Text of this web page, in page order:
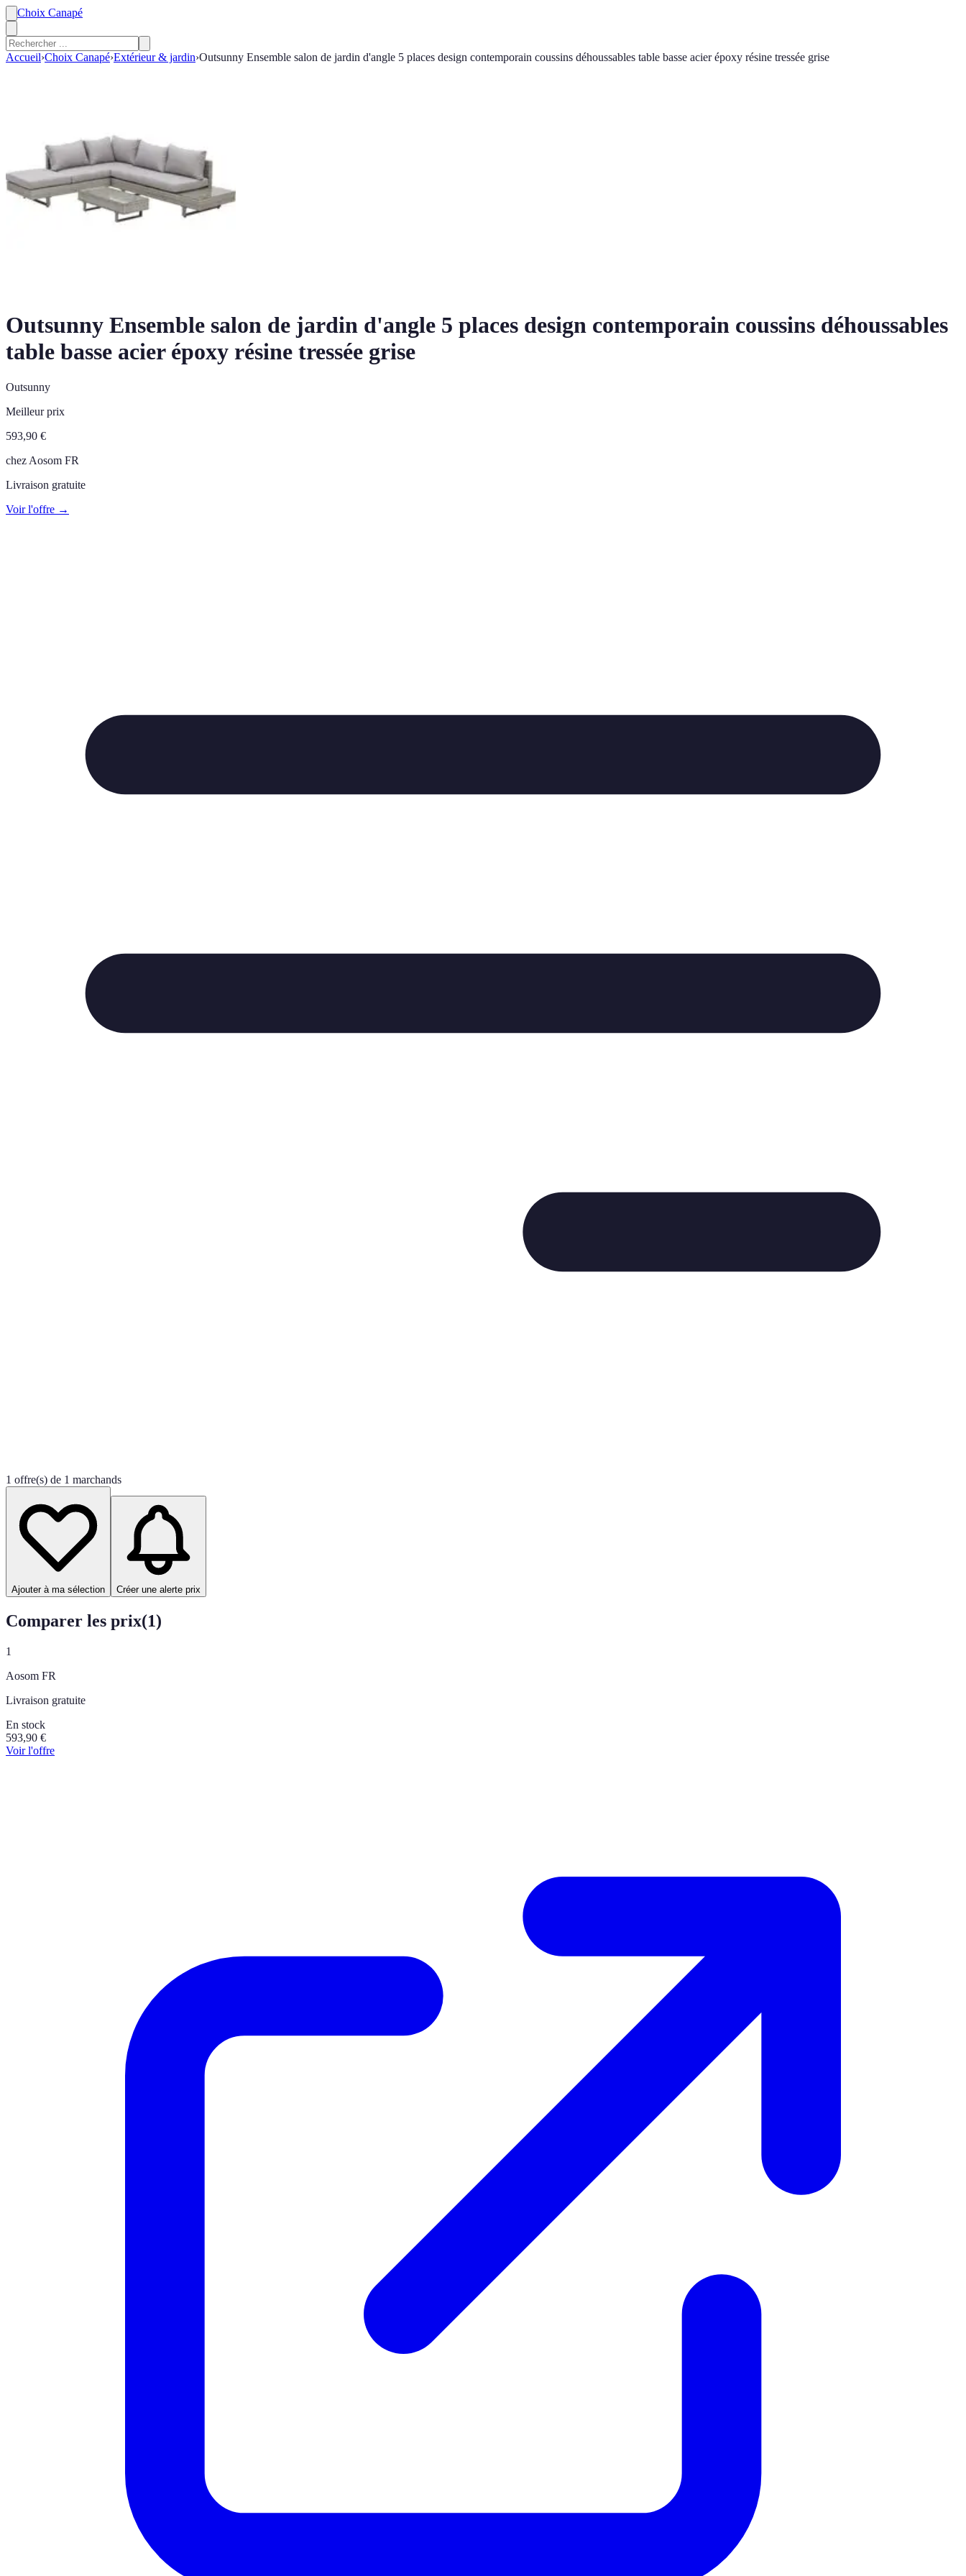
Choix Canapé
Accueil›Choix Canapé›Extérieur & jardin›Outsunny Ensemble salon de jardin d'angle 5 places design contemporain coussins déhoussables table basse acier époxy résine tressée grise
Outsunny Ensemble salon de jardin d'angle 5 places design contemporain coussins déhoussables
table basse acier époxy résine tressée grise
Outsunny
Meilleur prix
593,90 €
chez Aosom FR
Livraison gratuite
Voir l'offre →
1 offre(s) de 1 marchands
Ajouter à ma sélection Créer une alerte prix
Comparer les prix(1)
1
Aosom FR
Livraison gratuite
En stock
593,90 €
Voir l'offre